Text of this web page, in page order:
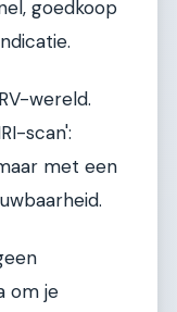
goedkoop
wereld.
scan':
met een
om je